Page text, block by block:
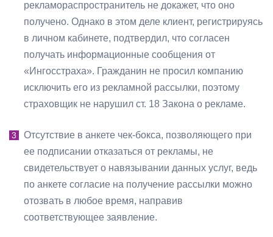
рекламораспространитель не докажет, что оно
получено. Однако в этом деле клиент, регистрируясь
в личном кабинете, подтвердил, что согласен
получать информационные сообщения от
«Ингосстраха». Гражданин не просил компанию
исключить его из рекламной рассылки, поэтому
страховщик не нарушил ст. 18 Закона о рекламе.
Отсутствие в анкете чек-бокса, позволяющего при
ее подписании отказаться от рекламы, не
свидетельствует о навязывании данных услуг, ведь
по анкете согласие на получение рассылки можно
отозвать в любое время, направив
соответствующее заявление.